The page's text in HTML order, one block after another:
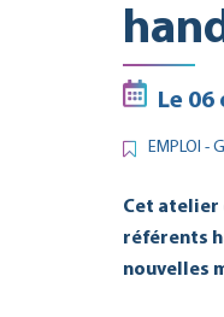
Le 06
EMPLOI -
Cet atelier
référents
nouvelles